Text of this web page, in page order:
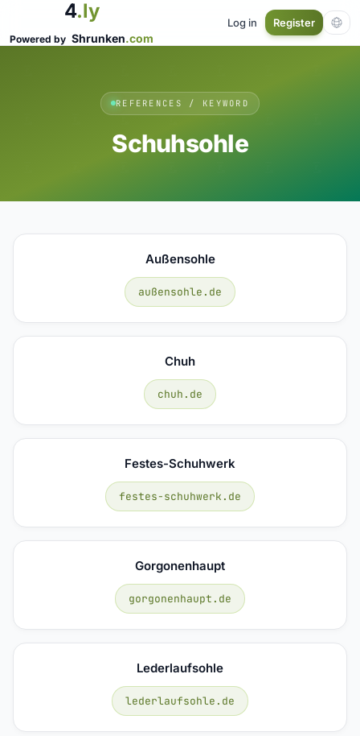
4.ly
Powered by Shrunken.com
Log in Register
REFERENCES / KEYWORD
Schuhsohle
Außensohle
außensohle.de
Chuh
chuh.de
Festes-Schuhwerk
festes-schuhwerk.de
Gorgonenhaupt
gorgonenhaupt.de
Lederlaufsohle
lederlaufsohle.de